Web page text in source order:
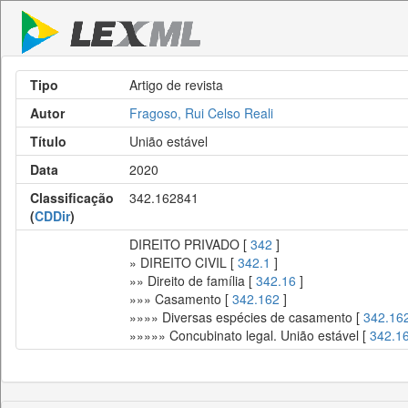
Tipo
Artigo de revista
Autor
Fragoso, Rui Celso Reali
Título
União estável
Data
2020
Classificação
(CDDir)
342.162841
DIREITO PRIVADO [ 342 ]
» DIREITO CIVIL [ 342.1 ]
»» Direito de família [ 342.16 ]
»»» Casamento [ 342.162 ]
»»»» Diversas espécies de casamento [
»»»»» Concubinato legal. União estável [